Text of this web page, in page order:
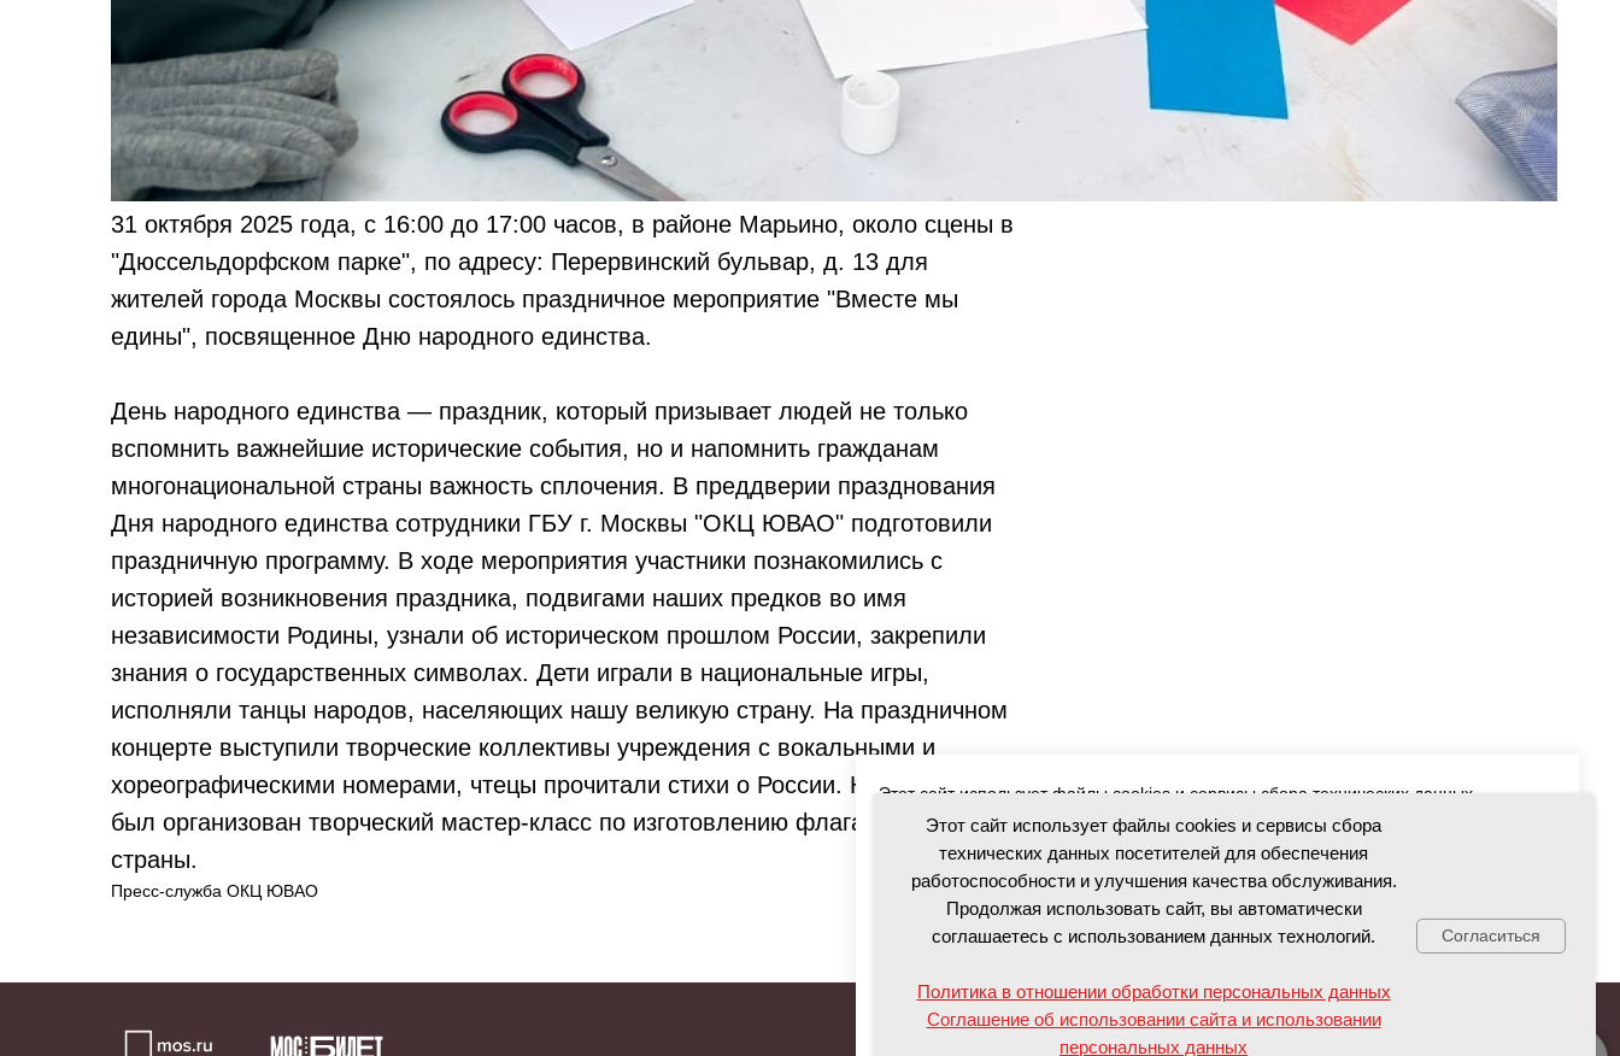
Этот сайт использует файлы cookies и сервисы сбора технических данных
посетителей для обеспечения работоспособности и улучшения качества
обслуживания. Продолжая использовать сайт, вы автоматически соглашаетесь с
использованием данных технологий.
Политика в отношении обработки персональных данных
Согласиться
31 октября 2025 года, с 16:00 до 17:00 часов, в районе Марьино, около сцены в
"Дюссельдорфском парке", по адресу: Перервинский бульвар, д. 13 для
жителей города Москвы состоялось праздничное мероприятие "Вместе мы
едины", посвященное Дню народного единства.
День народного единства — праздник, который призывает людей не только
вспомнить важнейшие исторические события, но и напомнить гражданам
многонациональной страны важность сплочения. В преддверии празднования
Дня народного единства сотрудники ГБУ г. Москвы "ОКЦ ЮВАО" подготовили
праздничную программу. В ходе мероприятия участники познакомились с
историей возникновения праздника, подвигами наших предков во имя
независимости Родины, узнали об историческом прошлом России, закрепили
знания о государственных символах. Дети играли в национальные игры,
исполняли танцы народов, населяющих нашу великую страну. На праздничном
концерте выступили творческие коллективы учреждения с вокальными и
хореографическими номерами, чтецы прочитали стихи о России. На площадке
был организован творческий мастер-класс по изготовлению флага нашей
страны.
Пресс-служба ОКЦ ЮВАО
Документы Противодействие коррупции
Этот сайт использует файлы cookies и сервисы сбора
технических данных посетителей для обеспечения
работоспособности и улучшения качества обслуживания.
Продолжая использовать сайт, вы автоматически
соглашаетесь с использованием данных технологий.
Политика в отношении обработки персональных данных
Соглашение об использовании сайта и использовании
персональных данных
Согласиться